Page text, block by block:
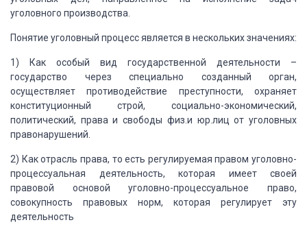
уголовного производства.
Понятие уголовный процесс является в нескольких значениях:
1) Как особый вид государственной деятельности –
государство через специально созданный орган,
осуществляет противодействие преступности, охраняет
конституционный строй, социально-экономический,
политический, права и свободы физ.и юр.лиц от уголовных
правонарушений.
2) Как отрасль права, то есть регулируемая правом уголовно-
процессуальная деятельность, которая имеет своей
правовой основой уголовно-процессуальное право,
совокупность правовых норм, которая регулирует эту
деятельность